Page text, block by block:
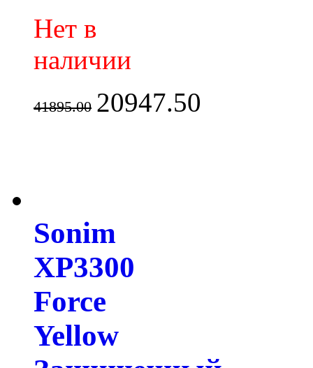
Нет в
наличии
41895.00 20947.50
Sonim
XP3300
Force
Yellow